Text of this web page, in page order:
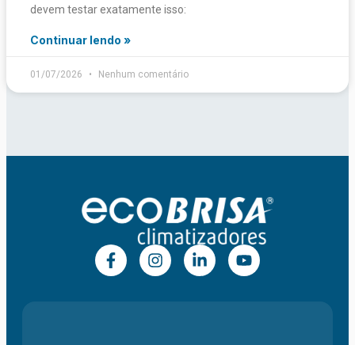
devem testar exatamente isso:
Continuar lendo »
01/07/2026 Nenhum comentário